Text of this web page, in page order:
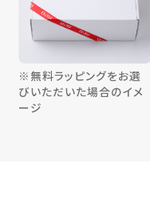
※無料ラッピングをお選
びいただいた場合のイメ
ージ